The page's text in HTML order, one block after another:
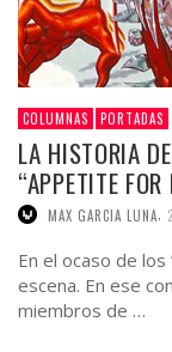
COLUMNAS PORTADAS
LA HISTORIA
“APPETITE
MAX GARCIA LUNA
En el ocaso de los
escena. En ese
miembros de …